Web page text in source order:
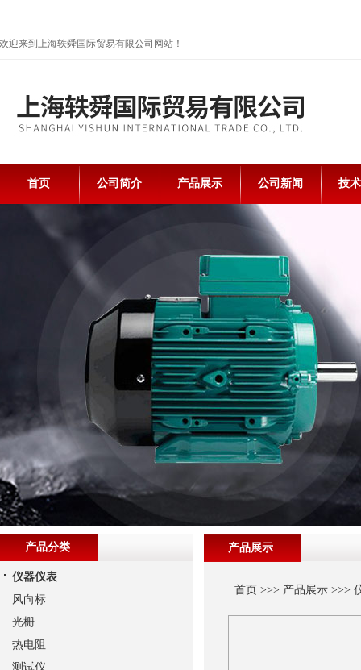
欢迎来到上海轶舜国际贸易有限公司网站！
首页 公司简介 产品展示 公司新闻 技
产品展示
首页 >>> 产品展示>>>
产品分类
仪器仪表
风向标
光栅
热电阻
测试仪